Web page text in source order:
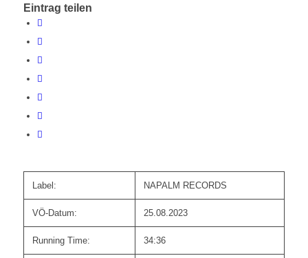
Eintrag teilen
Label: NAPALM RECORDS
VÖ-Datum: 25.08.2023
Running Time: 34:36